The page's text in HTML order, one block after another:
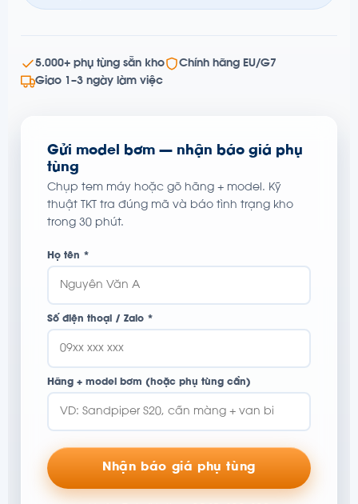
5.000+ phụ tùng sẵn kho
Chính hãng EU/G7
Giao 1–3 ngày làm việc
Gửi model bơm — nhận báo giá phụ
tùng
Chụp tem máy hoặc gõ hãng + model. Kỹ
thuật TKT tra đúng mã và báo tình trạng kho
trong 30 phút.
Họ tên *
Số điện thoại / Zalo *
Hãng + model bơm (hoặc phụ tùng cần)
Nhận báo giá phụ tùng